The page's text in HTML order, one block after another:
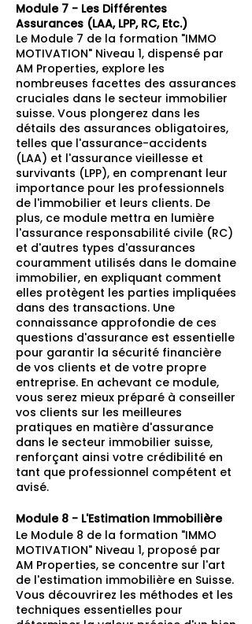
Module 7 - Les Différentes
Assurances (LAA, LPP, RC, Etc.)
Le Module 7 de la formation "IMMO
MOTIVATION" Niveau 1, dispensé par
AM Properties, explore les
nombreuses facettes des assurances
cruciales dans le secteur immobilier
suisse. Vous plongerez dans les
détails des assurances obligatoires,
telles que l'assurance-accidents
(LAA) et l'assurance vieillesse et
survivants (LPP), en comprenant leur
importance pour les professionnels
de l'immobilier et leurs clients. De
plus, ce module mettra en lumière
l'assurance responsabilité civile (RC)
et d'autres types d'assurances
couramment utilisés dans le domaine
immobilier, en expliquant comment
elles protègent les parties impliquées
dans des transactions. Une
connaissance approfondie de ces
questions d'assurance est essentielle
pour garantir la sécurité financière
de vos clients et de votre propre
entreprise. En achevant ce module,
vous serez mieux préparé à conseiller
vos clients sur les meilleures
pratiques en matière d'assurance
dans le secteur immobilier suisse,
renforçant ainsi votre crédibilité en
tant que professionnel compétent et
avisé.
Module 8 - L'Estimation Immobilière
Le Module 8 de la formation "IMMO
MOTIVATION" Niveau 1, proposé par
AM Properties, se concentre sur l'art
de l'estimation immobilière en Suisse.
Vous découvrirez les méthodes et les
techniques essentielles pour